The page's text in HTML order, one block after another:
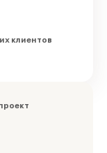
клиентов